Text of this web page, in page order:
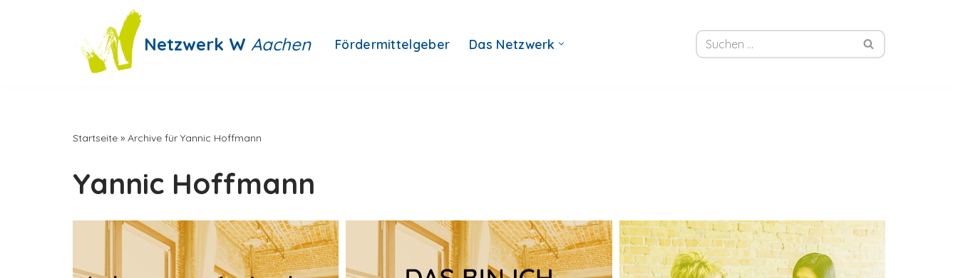
Netzwerk W Aachen Fördermittelgeber Das Netzwerk
Startseite » Archive für Yannic Hoffmann
Yannic Hoffmann